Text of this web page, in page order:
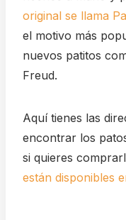
original se llama
el motivo más
nuevos patitos
Freud.
Aquí tienes las
encontrar los
si quieres
están disponibles